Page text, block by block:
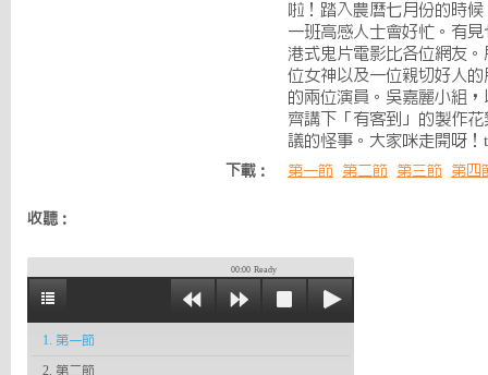
啦！踏入農曆七月份的時
一班高感人士會好忙。有
港式鬼片電影比各位網友
位女神以及一位親切好人
的兩位演員。吳嘉麗小組
齊講下「有客到」的製作
議的怪事。大家咪走開呀！
下載： 第一節 第二節 第三節 第四
收聽：
00:00 Ready
1. 第一節
2. 第二節